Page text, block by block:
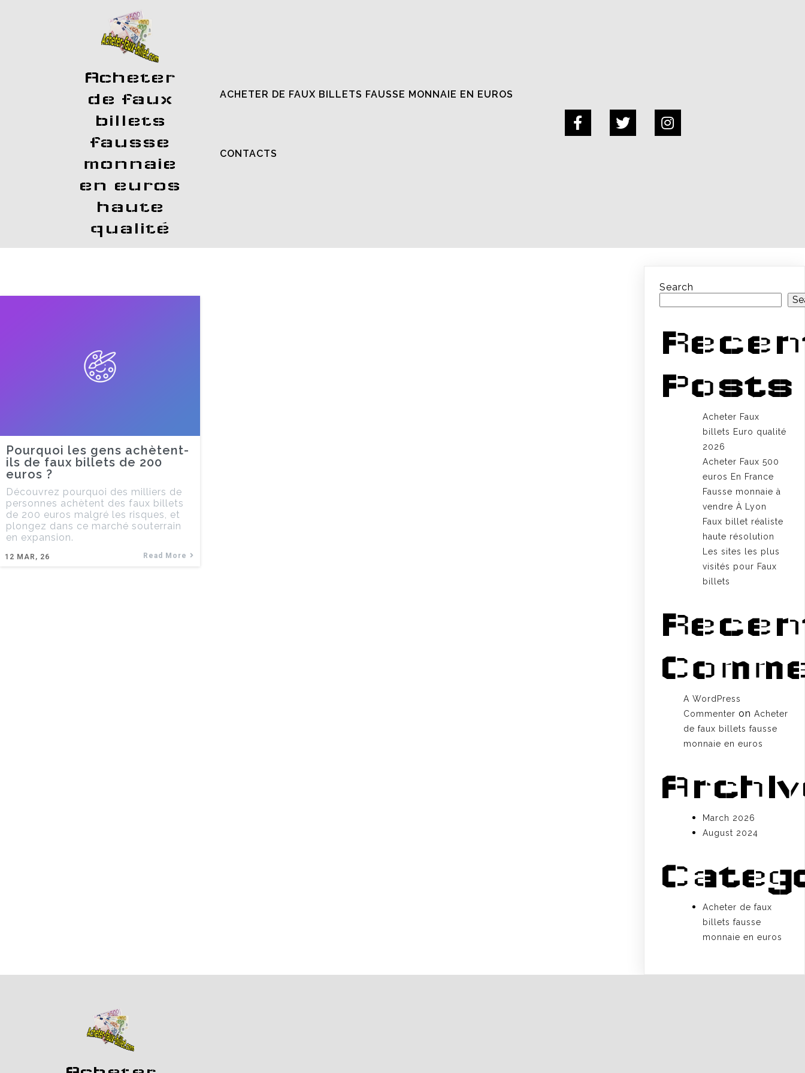
Acheter
de faux
billets
fausse
monnaie
en euros
haute
qualité
ACHETER DE FAUX BILLETS FAUSSE MONNAIE EN EUROS
CONTACTS
Pourquoi les gens achètent-
ils de faux billets de 200
euros ?
12 MAR, 26
Découvrez pourquoi des milliers de
personnes achètent des faux billets
de 200 euros malgré les risques, et
plongez dans ce marché souterrain
en expansion.
Read More
Search
Posts
Acheter Faux
billets Euro qualité
2026
Acheter Faux 500
euros En France
Fausse monnaie à
vendre À Lyon
Faux billet réaliste
haute résolution
Les sites les plus
visités pour Faux
billets
A WordPress
Commenter onAcheter
de faux billets fausse
monnaie en euros
March 2026
August 2024
Acheter de faux
billets fausse
monnaie en euros